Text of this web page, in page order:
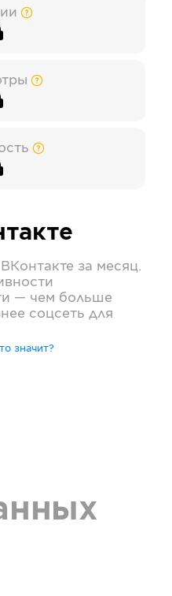
ВКонтакте за месяц.
— чем больше
соцсеть для
значит?